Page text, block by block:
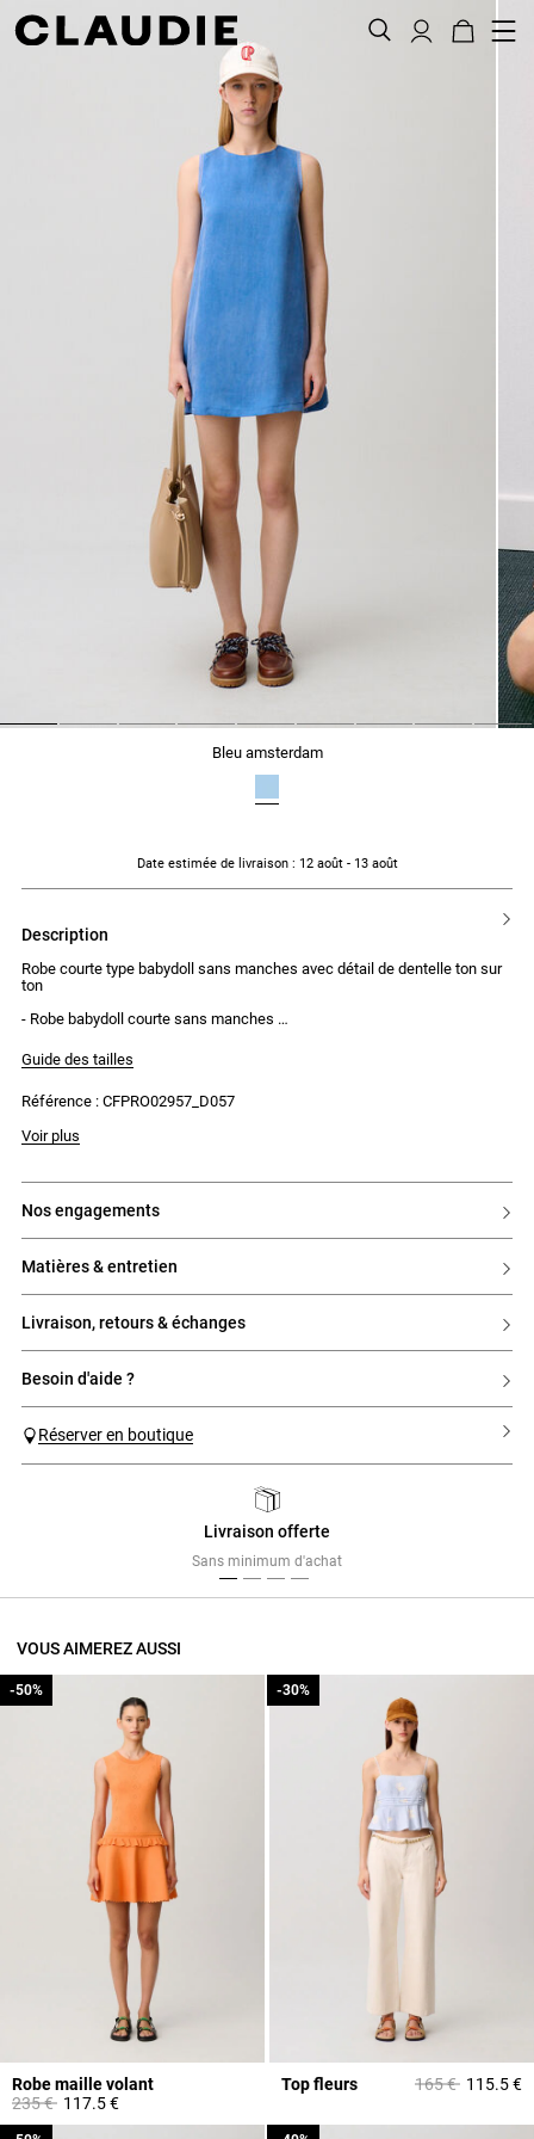
bleu amsterdam
Date estimée de livraison: 12 août - 13 août
description
Robe courte type babydoll sans manches avec détail de dentelle ton sur
ton
- Robe babydoll courte sans manches
- Grande goutte au dos avec effet dos nu
- Galon dentelle ton sur ton
Guide des tailles
Référence : CFPRO02957_D057
Voir plus
nos engagements
matières & entretien
livraison, retours & échanges
besoin d'aide ?
Réserver en boutique
Livraison offerte
Sans minimum d'achat
VOUS AIMEREZ AUSSI
Robe maille volant
Prix réduit à partir de
235 €à
-50%
117.5 €
-50%
Top fleurs Prix réduit à
165 €à
-30%
115.5 €
-30%